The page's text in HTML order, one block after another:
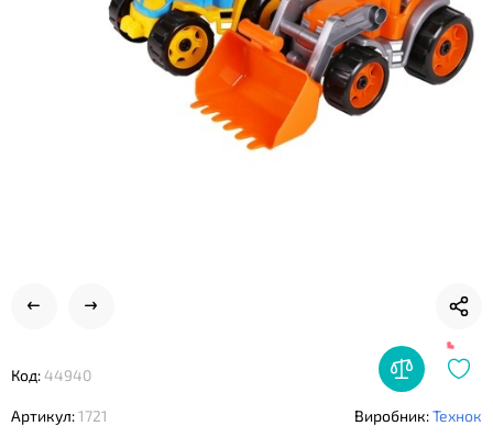
Код:44940
Артикул:1721 Виробник:Технок